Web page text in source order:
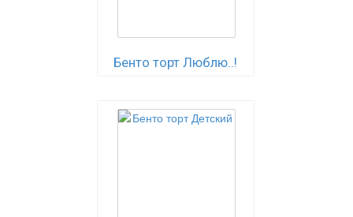
Бенто торт Люблю..!